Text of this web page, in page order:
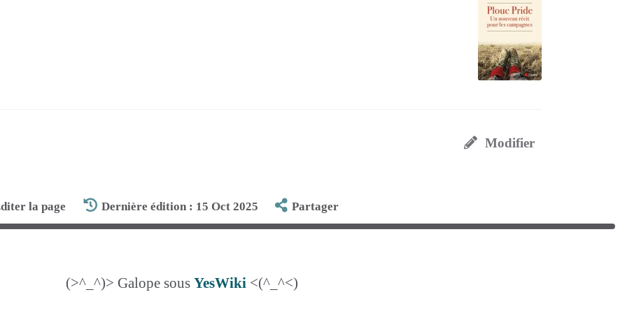
Modifier
la page Dernière édition : 15 Oct 2025 Partager
(>^_^)> Galope sous YesWiki <(^_^<)